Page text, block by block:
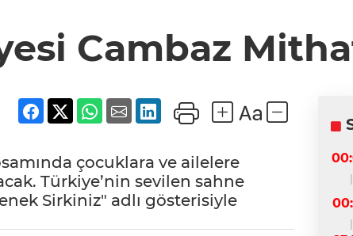
Cambaz
çocuklara ve ailelere
Türkiye’nin sevilen sahne
Sirkiniz" adlı gösterisiyle